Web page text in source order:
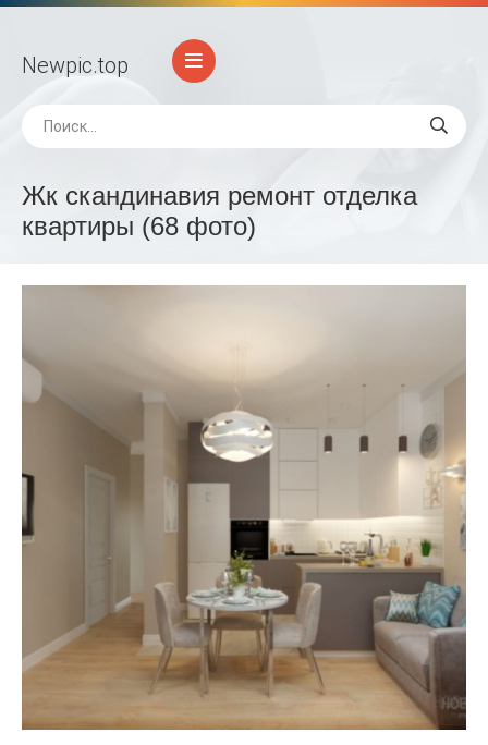
Newpic.top
Жк скандинавия ремонт отделка
квартиры (68 фото)